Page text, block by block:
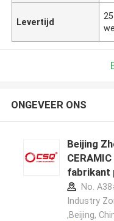
Levertijd
ONGEVEER ONS
Beijing
fabrikant
No.
Industry
,Beijing,